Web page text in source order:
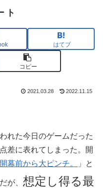
ト
はてブ
コピー
2021.03.28 2022.11.15
れた今日のゲームだった
差に表れてしまった。開
幕前から大ピンチ。 」と
が、 想定し得る最